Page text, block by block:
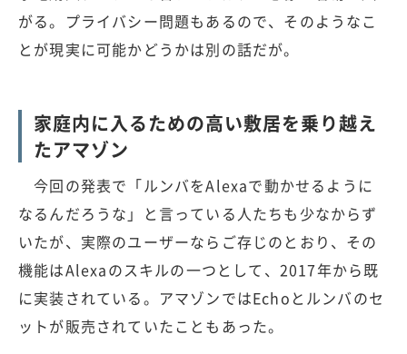
がる。プライバシー問題もあるので、そのようなこ
とが現実に可能かどうかは別の話だが。
家庭内に入るための高い敷居を乗り越え
たアマゾン
今回の発表で「ルンバをAlexaで動かせるように
なるんだろうな」と言っている人たちも少なからず
いたが、実際のユーザーならご存じのとおり、その
機能はAlexaのスキルの一つとして、2017年から既
に実装されている。アマゾンではEchoとルンバのセ
ットが販売されていたこともあった。